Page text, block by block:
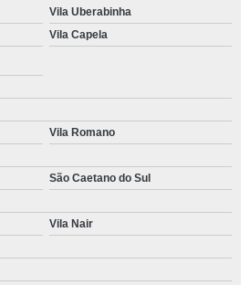
Vila Uberabinha
Vila Capela
Vila Romano
São Caetano do Sul
Vila Nair